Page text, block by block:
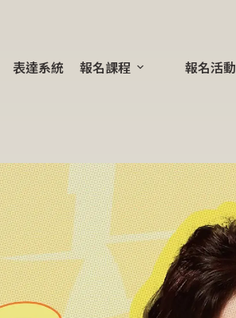
表達系統 報名課程 報名活動